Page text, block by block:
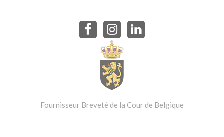
Fournisseur Breveté de la Cour de Belgique